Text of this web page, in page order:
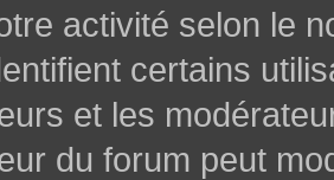
activité selon le
certains
et les
du forum peut